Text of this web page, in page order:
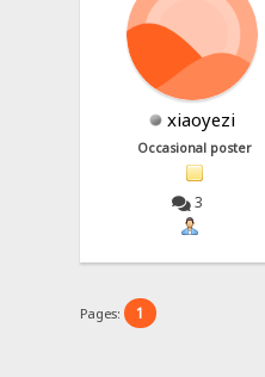
xiaoyezi
Occasional poster
3
Pages: 1